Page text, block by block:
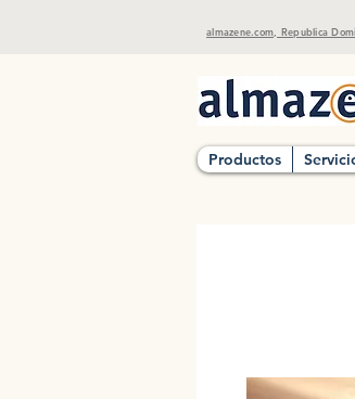
almazene.com, Republica
Productos